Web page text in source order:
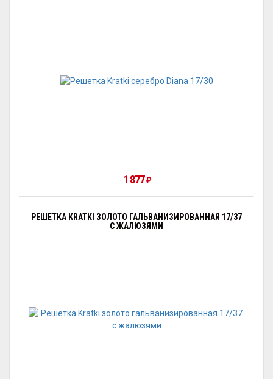
1 877₽
РЕШЕТКА KRATKI ЗОЛОТО ГАЛЬВАНИЗИРОВАННАЯ 17/37
С ЖАЛЮЗЯМИ